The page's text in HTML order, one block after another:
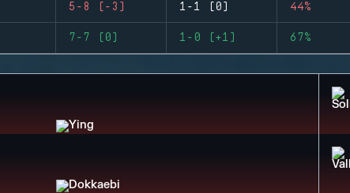
5-8 (-3) 1-1 (0) 44%
7-7 (0) 1-0 (+1) 67%